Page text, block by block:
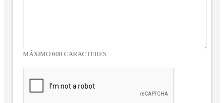
MÁXIMO 600 CARACTERES.